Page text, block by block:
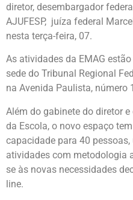
diretor, desembargador
AJUFESP, juíza federal
nesta terça-feira, 07.
As atividades da EMAG
sede do Tribunal Regional
na Avenida Paulista, número
Além do gabinete do diretor
da Escola, o novo espaço
capacidade para 40
atividades com metodologia
se às novas necessidades
line.